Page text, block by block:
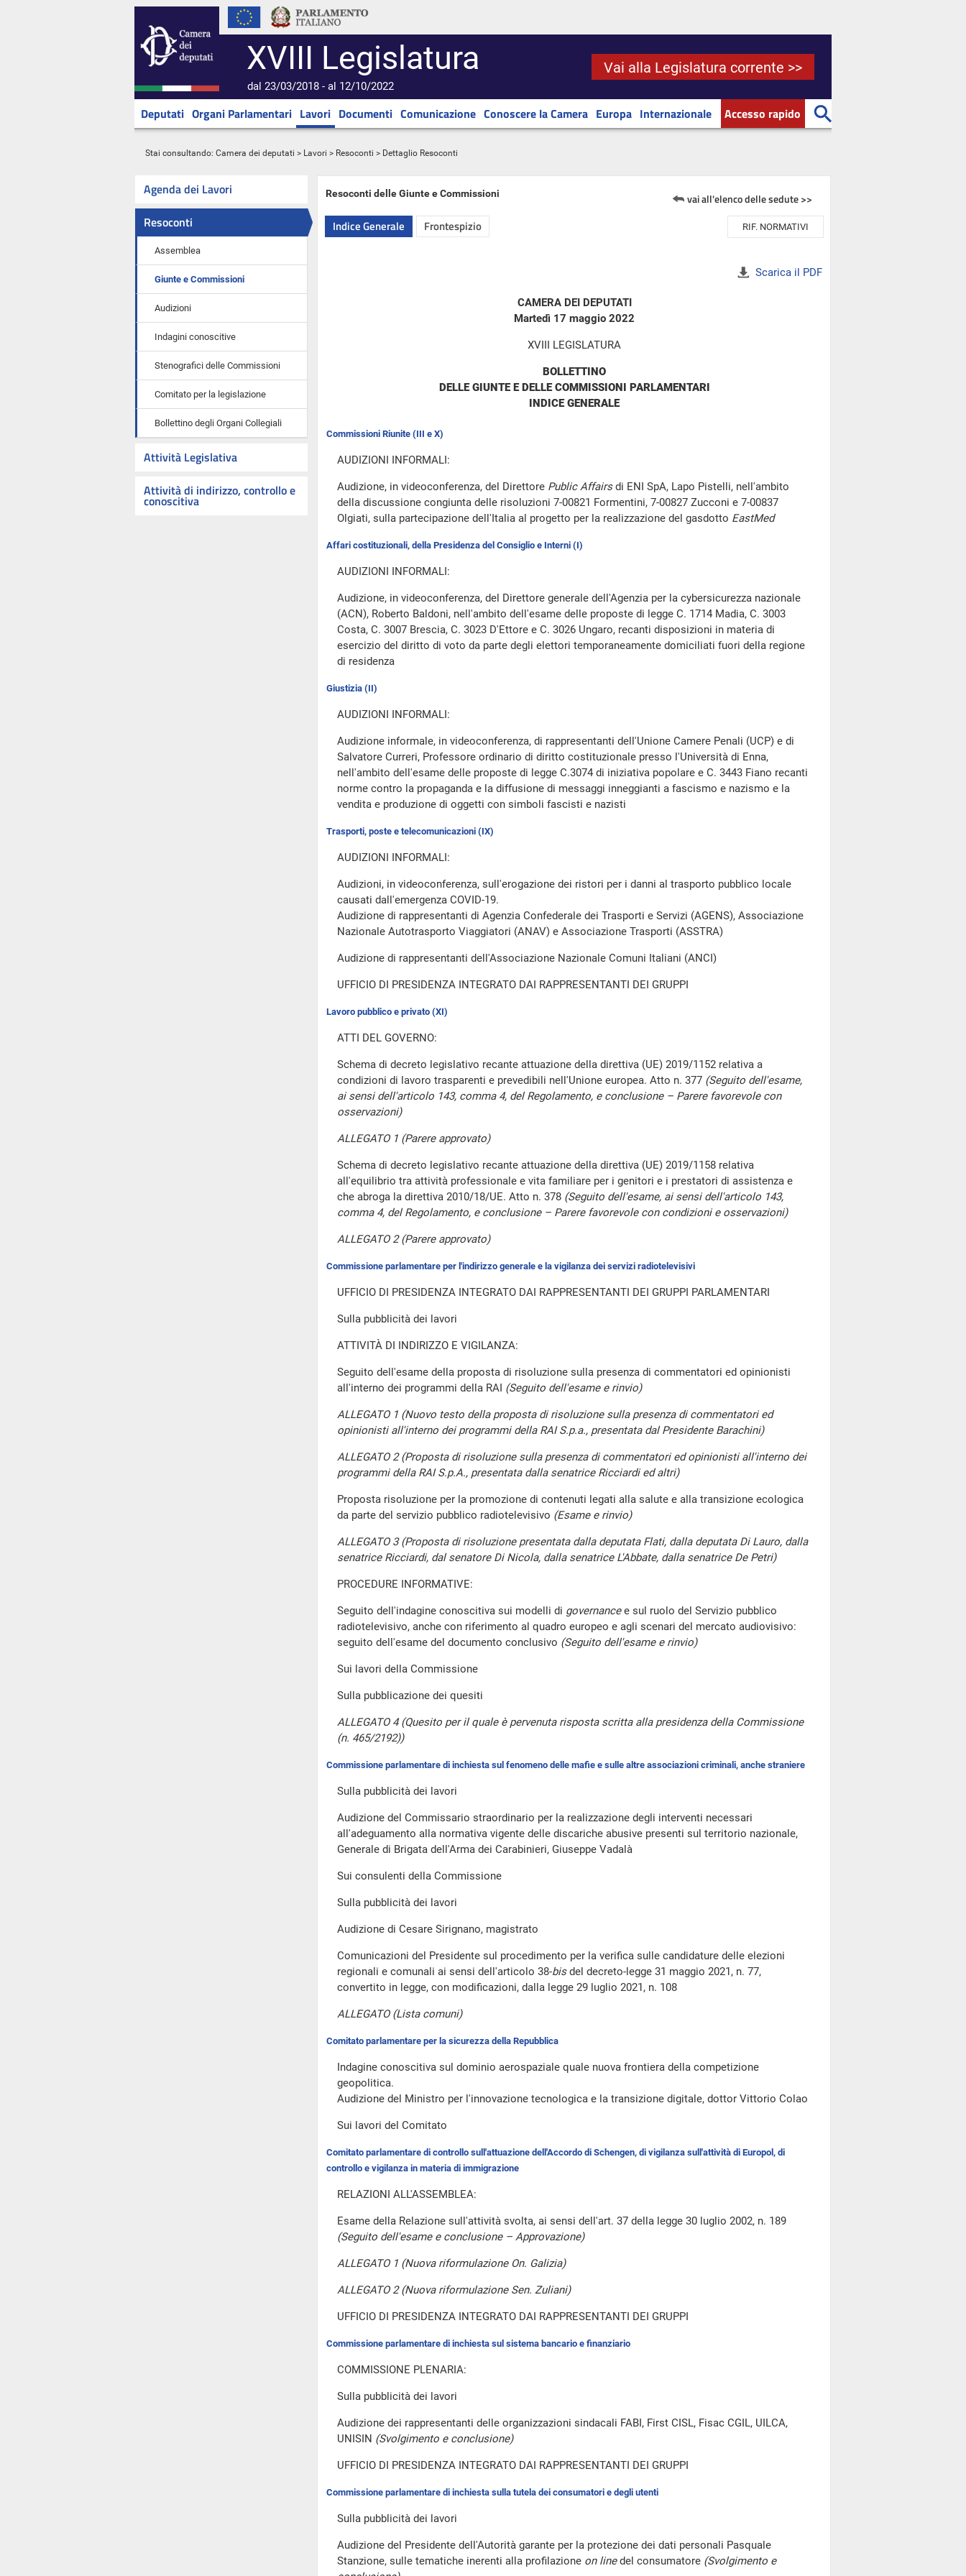
XVIII Legislatura
dal 23/03/2018 - al 12/10/2022
Vai alla Legislatura corrente >>
Deputati Organi Parlamentari Lavori Documenti Comunicazione Conoscere la Camera Europa Internazionale Accesso rapido
Stai consultando: Camera dei deputati > Lavori > Resoconti > Dettaglio Resoconti
Agenda dei Lavori
Resoconti
Assemblea
Giunte e Commissioni
Audizioni
Indagini conoscitive
Stenografici delle Commissioni
Comitato per la legislazione
Bollettino degli Organi Collegiali
Attività Legislativa
Attività di indirizzo, controllo e
conoscitiva
Resoconti delle Giunte e Commissioni vai all'elenco delle sedute >>
Indice Generale Frontespizio RIF. NORMATIVI
Scarica il PDF
CAMERA DEI DEPUTATI
Martedì 17 maggio 2022
XVIII LEGISLATURA
BOLLETTINO
DELLE GIUNTE E DELLE COMMISSIONI PARLAMENTARI
INDICE GENERALE
Commissioni Riunite (III e X)
AUDIZIONI INFORMALI:
Audizione, in videoconferenza, del Direttore Public Affairsdi ENI SpA, Lapo Pistelli, nell'ambito
della discussione congiunta delle risoluzioni 7-00821 Formentini, 7-00827 Zucconi e 7-00837
Olgiati, sulla partecipazione dell'Italia al progetto per la realizzazione del gasdotto EastMed
Affari costituzionali, della Presidenza del Consiglio e Interni (I)
AUDIZIONI INFORMALI:
Audizione, in videoconferenza, del Direttore generale dell'Agenzia per la cybersicurezza nazionale
(ACN), Roberto Baldoni, nell'ambito dell'esame delle proposte di legge C. 1714 Madia, C. 3003
Costa, C. 3007 Brescia, C. 3023 D'Ettore e C. 3026 Ungaro, recanti disposizioni in materia di
esercizio del diritto di voto da parte degli elettori temporaneamente domiciliati fuori della regione
di residenza
Giustizia (II)
AUDIZIONI INFORMALI:
Audizione informale, in videoconferenza, di rappresentanti dell'Unione Camere Penali (UCP) e di
Salvatore Curreri, Professore ordinario di diritto costituzionale presso l'Università di Enna,
nell'ambito dell'esame delle proposte di legge C.3074 di iniziativa popolare e C. 3443 Fiano recanti
norme contro la propaganda e la diffusione di messaggi inneggianti a fascismo e nazismo e la
vendita e produzione di oggetti con simboli fascisti e nazisti
Trasporti, poste e telecomunicazioni (IX)
AUDIZIONI INFORMALI:
Audizioni, in videoconferenza, sull'erogazione dei ristori per i danni al trasporto pubblico locale
causati dall'emergenza COVID-19.
Audizione di rappresentanti di Agenzia Confederale dei Trasporti e Servizi (AGENS), Associazione
Nazionale Autotrasporto Viaggiatori (ANAV) e Associazione Trasporti (ASSTRA)
Audizione di rappresentanti dell'Associazione Nazionale Comuni Italiani (ANCI)
UFFICIO DI PRESIDENZA INTEGRATO DAI RAPPRESENTANTI DEI GRUPPI
Lavoro pubblico e privato (XI)
ATTI DEL GOVERNO:
Schema di decreto legislativo recante attuazione della direttiva (UE) 2019/1152 relativa a
condizioni di lavoro trasparenti e prevedibili nell'Unione europea. Atto n. 377 (Seguito dell'esame,
ai sensi dell'articolo 143, comma 4, del Regolamento, e conclusione – Parere favorevole con
osservazioni)
ALLEGATO 1 (Parere approvato)
Schema di decreto legislativo recante attuazione della direttiva (UE) 2019/1158 relativa
all'equilibrio tra attività professionale e vita familiare per i genitori e i prestatori di assistenza e
che abroga la direttiva 2010/18/UE. Atto n. 378 (Seguito dell'esame, ai sensi dell'articolo 143,
comma 4, del Regolamento, e conclusione – Parere favorevole con condizioni e osservazioni)
ALLEGATO 2 (Parere approvato)
Commissione parlamentare per l'indirizzo generale e la vigilanza dei servizi radiotelevisivi
UFFICIO DI PRESIDENZA INTEGRATO DAI RAPPRESENTANTI DEI GRUPPI PARLAMENTARI
Sulla pubblicità dei lavori
ATTIVITÀ DI INDIRIZZO E VIGILANZA:
Seguito dell'esame della proposta di risoluzione sulla presenza di commentatori ed opinionisti
all'interno dei programmi della RAI (Seguito dell'esame e rinvio)
ALLEGATO 1 (Nuovo testo della proposta di risoluzione sulla presenza di commentatori ed
opinionisti all'interno dei programmi della RAI S.p.a., presentata dal Presidente Barachini)
ALLEGATO 2 (Proposta di risoluzione sulla presenza di commentatori ed opinionisti all'interno dei
programmi della RAI S.p.A., presentata dalla senatrice Ricciardi ed altri)
Proposta risoluzione per la promozione di contenuti legati alla salute e alla transizione ecologica
da parte del servizio pubblico radiotelevisivo (Esame e rinvio)
ALLEGATO 3 (Proposta di risoluzione presentata dalla deputata Flati, dalla deputata Di Lauro, dalla
senatrice Ricciardi, dal senatore Di Nicola, dalla senatrice L'Abbate, dalla senatrice De Petri)
PROCEDURE INFORMATIVE:
Seguito dell'indagine conoscitiva sui modelli di governancee sul ruolo del Servizio pubblico
radiotelevisivo, anche con riferimento al quadro europeo e agli scenari del mercato audiovisivo:
seguito dell'esame del documento conclusivo (Seguito dell'esame e rinvio)
Sui lavori della Commissione
Sulla pubblicazione dei quesiti
ALLEGATO 4 (Quesito per il quale è pervenuta risposta scritta alla presidenza della Commissione
(n. 465/2192))
Commissione parlamentare di inchiesta sul fenomeno delle mafie e sulle altre associazioni criminali, anche straniere
Sulla pubblicità dei lavori
Audizione del Commissario straordinario per la realizzazione degli interventi necessari
all'adeguamento alla normativa vigente delle discariche abusive presenti sul territorio nazionale,
Generale di Brigata dell'Arma dei Carabinieri, Giuseppe Vadalà
Sui consulenti della Commissione
Sulla pubblicità dei lavori
Audizione di Cesare Sirignano, magistrato
Comunicazioni del Presidente sul procedimento per la verifica sulle candidature delle elezioni
regionali e comunali ai sensi dell'articolo 38-bisdel decreto-legge 31 maggio 2021, n. 77,
convertito in legge, con modificazioni, dalla legge 29 luglio 2021, n. 108
ALLEGATO (Lista comuni)
Comitato parlamentare per la sicurezza della Repubblica
Indagine conoscitiva sul dominio aerospaziale quale nuova frontiera della competizione
geopolitica.
Audizione del Ministro per l'innovazione tecnologica e la transizione digitale, dottor Vittorio Colao
Sui lavori del Comitato
Comitato parlamentare di controllo sull'attuazione dell'Accordo di Schengen, di vigilanza sull'attività di Europol, di
controllo e vigilanza in materia di immigrazione
RELAZIONI ALL'ASSEMBLEA:
Esame della Relazione sull'attività svolta, ai sensi dell'art. 37 della legge 30 luglio 2002, n. 189
(Seguito dell'esame e conclusione – Approvazione)
ALLEGATO 1 (Nuova riformulazione On. Galizia)
ALLEGATO 2 (Nuova riformulazione Sen. Zuliani)
UFFICIO DI PRESIDENZA INTEGRATO DAI RAPPRESENTANTI DEI GRUPPI
Commissione parlamentare di inchiesta sul sistema bancario e finanziario
COMMISSIONE PLENARIA:
Sulla pubblicità dei lavori
Audizione dei rappresentanti delle organizzazioni sindacali FABI, First CISL, Fisac CGIL, UILCA,
UNISIN (Svolgimento e conclusione)
UFFICIO DI PRESIDENZA INTEGRATO DAI RAPPRESENTANTI DEI GRUPPI
Commissione parlamentare di inchiesta sulla tutela dei consumatori e degli utenti
Sulla pubblicità dei lavori
Audizione del Presidente dell'Autorità garante per la protezione dei dati personali Pasquale
Stanzione, sulle tematiche inerenti alla profilazione on linedel consumatore (Svolgimento e